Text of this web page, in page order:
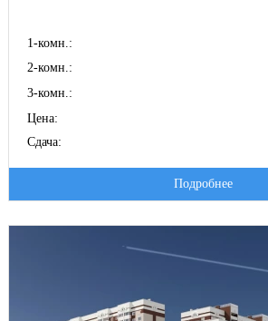
1-комн.:
2-комн.:
3-комн.:
Цена:
Сдача:
Подробнее